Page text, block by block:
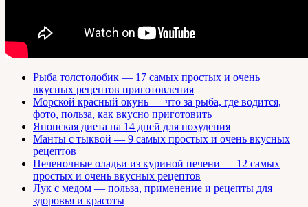
Рыба толстолобик — 17 самых простых и очень
вкусных рецептов приготовления
Морской красный окунь — что за рыба, где водится,
фото, польза, как вкусно приготовить
Японская диета на 14 дней для похудения
Манты с тыквой — 9 самых простых и очень вкусных
рецептов
Печеночные оладьи из куриной печени — 12 самых
простых и очень вкусных рецептов
Лук с медом — польза, применение и рецепты для
здоровья и красоты